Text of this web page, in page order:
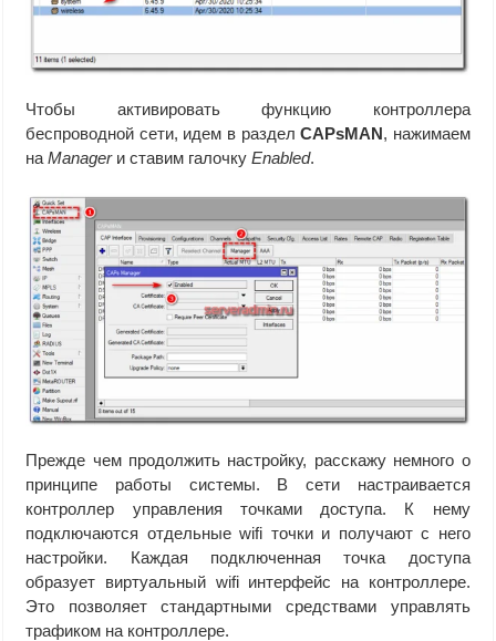
Чтобы активировать функцию контроллера
беспроводной сети, идем в разделCAPsMAN, нажимаем
наManagerи ставим галочкуEnabled.
Прежде чем продолжить настройку, расскажу немного о
принципе работы системы. В сети настраивается
контроллер управления точками доступа. К нему
подключаются отдельные wifi точки и получают с него
настройки. Каждая подключенная точка доступа
образует виртуальный wifi интерфейс на контроллере.
Это позволяет стандартными средствами управлять
трафиком на контроллере.